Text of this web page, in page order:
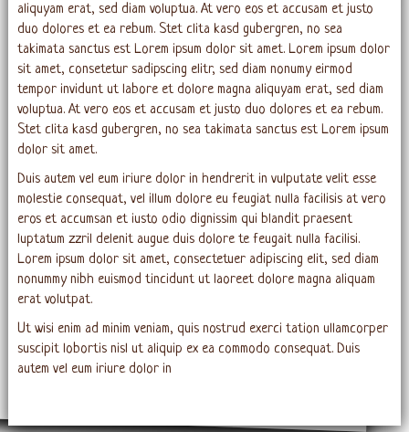
aliquyam erat, sed diam voluptua. At vero eos et accusam et justo
duo dolores et ea rebum. Stet clita kasd gubergren, no sea
takimata sanctus est Lorem ipsum dolor sit amet. Lorem ipsum dolor
sit amet, consetetur sadipscing elitr, sed diam nonumy eirmod
tempor invidunt ut labore et dolore magna aliquyam erat, sed diam
voluptua. At vero eos et accusam et justo duo dolores et ea rebum.
Stet clita kasd gubergren, no sea takimata sanctus est Lorem ipsum
dolor sit amet.
Duis autem vel eum iriure dolor in hendrerit in vulputate velit esse
molestie consequat, vel illum dolore eu feugiat nulla facilisis at vero
eros et accumsan et iusto odio dignissim qui blandit praesent
luptatum zzril delenit augue duis dolore te feugait nulla facilisi.
Lorem ipsum dolor sit amet, consectetuer adipiscing elit, sed diam
nonummy nibh euismod tincidunt ut laoreet dolore magna aliquam
erat volutpat.
Ut wisi enim ad minim veniam, quis nostrud exerci tation ullamcorper
suscipit lobortis nisl ut aliquip ex ea commodo consequat. Duis
autem vel eum iriure dolor in